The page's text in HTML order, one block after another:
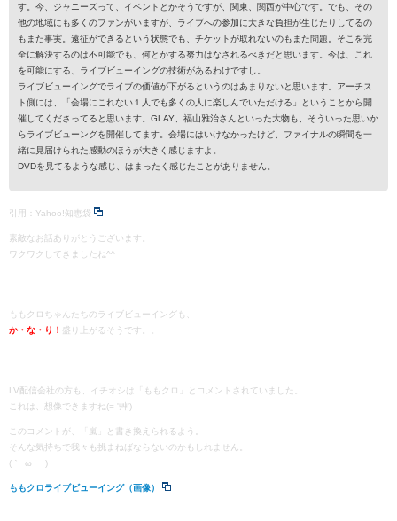
す。今、ジャニーズって、イベントとかそうですが、関東、関西が中心です。でも、その
他の地域にも多くのファンがいますが、ライブへの参加に大きな負担が生じたりしてるの
もまた事実。遠征ができるという状態でも、チケットが取れないのもまた問題。そこを完
全に解決するのは不可能でも、何とかする努力はなされるべきだと思います。今は、これ
を可能にする、ライブビューイングの技術があるわけですし。
ライブビューイングでライブの価値が下がるというのはあまりないと思います。アーチス
ト側には、「会場にこれない１人でも多くの人に楽しんでいただける」ということから開
催してくださってると思います。GLAY、福山雅治さんといった大物も、そういった思いか
らライブビューングを開催してます。会場にはいけなかったけど、ファイナルの瞬間を一
緒に見届けられた感動のほうが大きく感じますよ。
DVDを見てるような感じ、はまったく感じたことがありません。
引用：Yahoo!知恵袋
素敵なお話ありがとうございます。
ワクワクしてきましたね^^
ももクロちゃんたちのライブビューイングも、
か・な・り！ 盛り上がるそうです。。
LV配信会社の方も、イチオシは「ももクロ」とコメントされていました。
これは、想像できますね(= '艸')
このコメントが、「嵐」と書き換えられるよう。
そんな気持ちで我々も挑まねばならないのかもしれません。
(｀･ω･´)ゞ
ももクロライブビューイング（画像）